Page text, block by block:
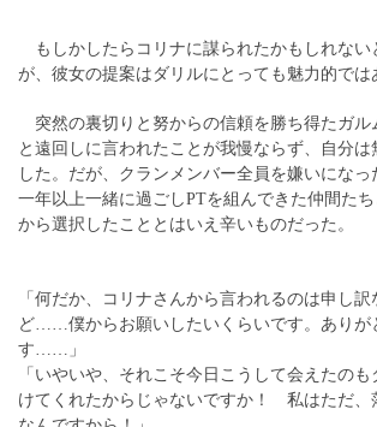
もしかしたらコリナに謀られたかもしれない
が、彼女の提案はダリルにとっても魅力的では
突然の裏切りと努からの信頼を勝ち得たガル
と遠回しに言われたことが我慢ならず、自分
した。だが、クランメンバー全員を嫌いになっ
一年以上一緒に過ごしPTを組んできた仲間た
から選択したこととはいえ辛いものだった。
「何だか、コリナさんから言われるのは申し訳
ど……僕からお願いしたいくらいです。ありが
す……」
「いやいや、それこそ今日こうして会えたの
けてくれたからじゃないですか！ 私はただ、